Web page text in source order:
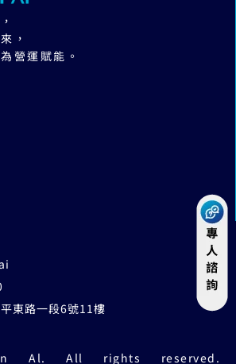
，
營運賦能。
東路一段6號11樓
Al. All rights reserved.